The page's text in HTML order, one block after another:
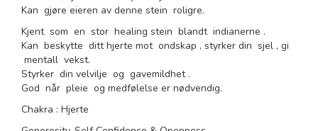
Kan gjøre eieren av denne stein roligre.
Kjent som en stor healing stein blandt indianerne .
Kan beskytte ditt hjerte mot ondskap , styrker din sjel , gi
mentall vekst.
Styrker din velvilje og gavemildhet .
God når pleie og medfølelse er nødvendig.
Chakra : Hjerte